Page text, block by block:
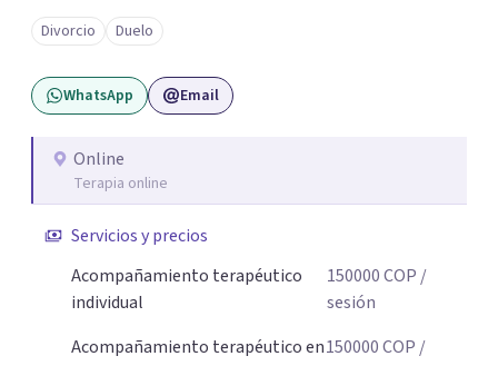
consultantes y así lograr una comprensión que favorezca
procesos de aprendizaje significativo y potencializar así
la movilización de recursos en pro de la solución y el
bienestar.
Divorcio Duelo
WhatsApp Email
Online
Terapia online
Servicios y precios
Acompañamiento terapéutico
individual
150000COP /
sesión
Acompañamiento terapéutico en150000COP /